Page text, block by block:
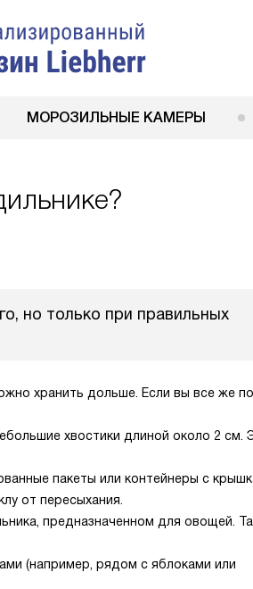
МОРОЗИЛЬНЫЕ КАМЕРЫ
но только при правильных
хранить дольше. Если вы все же
хвостики длиной около 2 см.
пакеты или контейнеры с
от пересыхания.
предназначенном для овощей.
(например, рядом с яблоками или